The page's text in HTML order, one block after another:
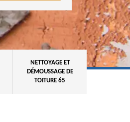
NETTOYAGE ET
DÉMOUSSAGE DE
TOITURE 65